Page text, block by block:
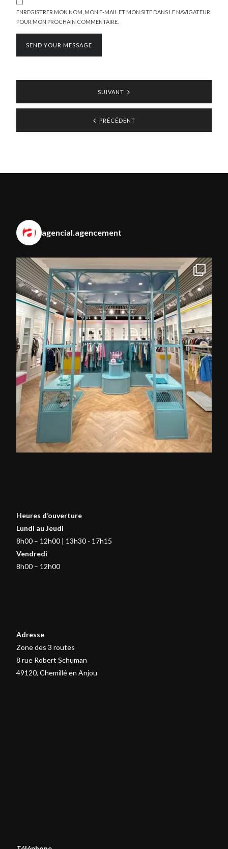
ENREGISTRER MON NOM, MON E-MAIL ET MON SITE DANS LE NAVIGATEUR
POUR MON PROCHAIN COMMENTAIRE.
SUIVANT
PRÉCÉDENT
agencial.agencement
Heures d’ouverture
Lundi au Jeudi
8h00 – 12h00 | 13h30 - 17h15
Vendredi
8h00 – 12h00
Adresse
Zone des 3 routes
8 rue Robert Schuman
49120, Chemillé en Anjou